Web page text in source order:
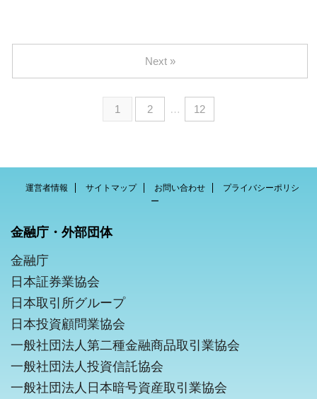
1 2 … 12
Next »
運営者情報 サイトマップ お問い合わせ
プライバシーポリシ
ー
金融庁・外部団体
金融庁
日本証券業協会
日本取引所グループ
日本投資顧問業協会
一般社団法人第二種金融商品取引業協会
一般社団法人投資信託協会
一般社団法人日本暗号資産取引業協会